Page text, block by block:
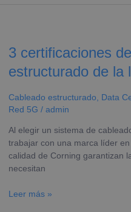
3 certificaciones
estructurado de la
Cableado estructurado Data
Red 5G / admin
Al elegir un sistema de
trabajar con una marca líder
calidad de Corning garantizan
necesitan
de
estructurado
la
línea
Corning
Leer más »